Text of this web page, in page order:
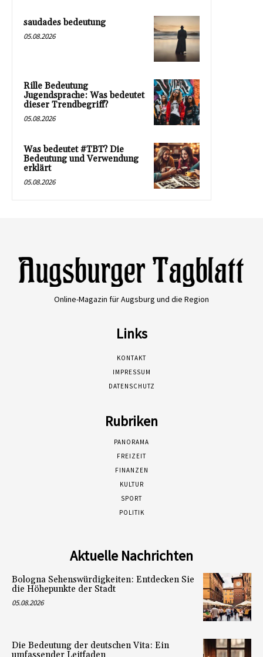
saudades bedeutung
05.08.2026
Rille Bedeutung
Jugendsprache: Was bedeutet
dieser Trendbegriff?
05.08.2026
Was bedeutet #TBT? Die
Bedeutung und Verwendung
erklärt
05.08.2026
Online-Magazin für Augsburg und die Region
Links
KONTAKT
IMPRESSUM
DATENSCHUTZ
Rubriken
PANORAMA
FREIZEIT
FINANZEN
KULTUR
SPORT
POLITIK
Aktuelle Nachrichten
Bologna Sehenswürdigkeiten: Entdecken Sie
die Höhepunkte der Stadt
05.08.2026
Die Bedeutung der deutschen Vita: Ein
umfassender Leitfaden